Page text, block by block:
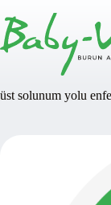
to
content
üst solunum yolu